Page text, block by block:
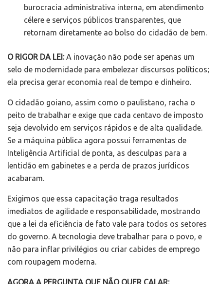
burocracia administrativa interna, em atendimento
célere e serviços públicos transparentes, que
retornam diretamente ao bolso do cidadão de bem.
O RIGOR DA LEI:A inovação não pode ser apenas um
selo de modernidade para embelezar discursos políticos;
ela precisa gerar economia real de tempo e dinheiro.
O cidadão goiano, assim como o paulistano, racha o
peito de trabalhar e exige que cada centavo de imposto
seja devolvido em serviços rápidos e de alta qualidade.
Se a máquina pública agora possui ferramentas de
Inteligência Artificial de ponta, as desculpas para a
lentidão em gabinetes e a perda de prazos jurídicos
acabaram.
Exigimos que essa capacitação traga resultados
imediatos de agilidade e responsabilidade, mostrando
que a lei da eficiência de fato vale para todos os setores
do governo. A tecnologia deve trabalhar para o povo, e
não para inflar privilégios ou criar cabides de emprego
com roupagem moderna.
AGORA A PERGUNTA QUE NÃO QUER CALAR: